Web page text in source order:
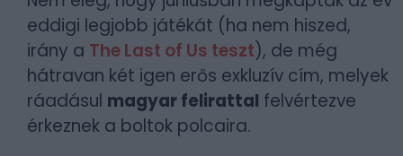
eddigi legjobb játékát (ha nem hiszed,
irány a The Last of Us teszt), de még
hátravan két igen erős exkluzív cím, melyek
ráadásul magyar felirattal felvértezve
érkeznek a boltok polcaira.